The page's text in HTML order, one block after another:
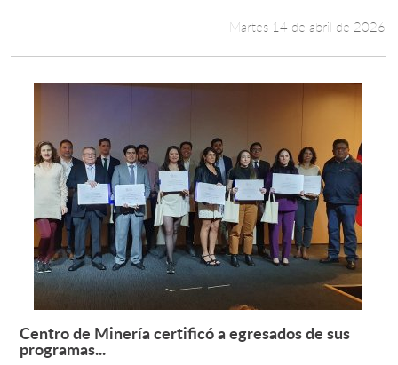
Martes 14 de abril de 2026
Leer más +
Centro de Minería certificó a egresados de sus
programas...